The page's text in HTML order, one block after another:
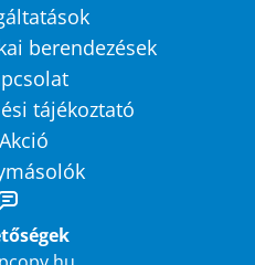
berendezések
tájékoztató
Akció